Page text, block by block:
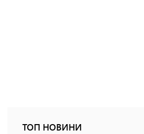
ТОП НОВИНИ